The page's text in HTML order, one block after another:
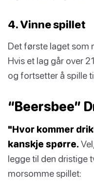
4. Vinne spillet
Det første laget som
Hvis et lag går over
og fortsetter å spille
“Beersbee”
"Hvor kommer
kanskje spørre.
legge til den dristige
morsomme spillet: